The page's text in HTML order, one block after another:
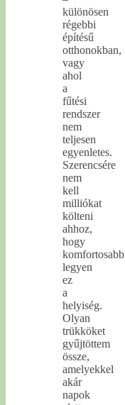
különösen
régebbi
építésű
otthonokban,
vagy
ahol
a
fűtési
rendszer
nem
teljesen
egyenletes.
Szerencsére
nem
kell
milliókat
költeni
ahhoz,
hogy
komfortosabb
legyen
ez
a
helyiség.
Olyan
trükköket
gyűjtöttem
össze,
amelyekkel
akár
napok